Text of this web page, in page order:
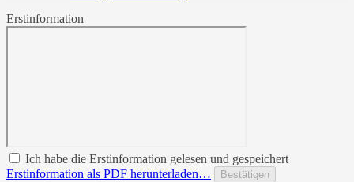
Erstinformation
Ich habe die Erstinformation gelesen und gespeichert
Erstinformation als PDF herunterladen…
Bestätigen